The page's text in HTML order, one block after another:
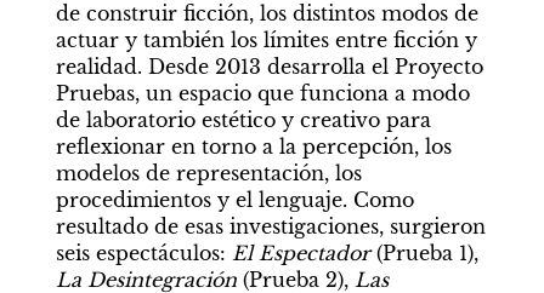
de construir ficción, los distintos modos de
actuar y también los límites entre ficción y
realidad. Desde 2013 desarrolla el Proyecto
Pruebas, un espacio que funciona a modo
de laboratorio estético y creativo para
reflexionar en torno a la percepción, los
modelos de representación, los
procedimientos y el lenguaje. Como
resultado de esas investigaciones, surgieron
seis espectáculos: El Espectador
(Prueba 1),
La Desintegración (Prueba 2), Las